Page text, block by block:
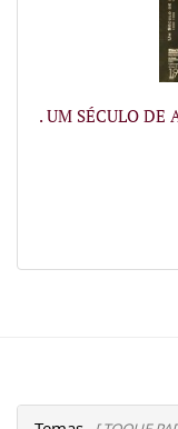
. UM SÉCULO DE